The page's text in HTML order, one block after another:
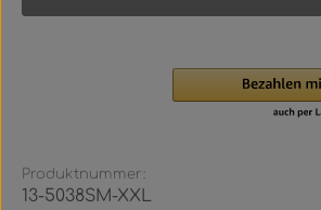
Produktnummer:
13-5038SM-XXL